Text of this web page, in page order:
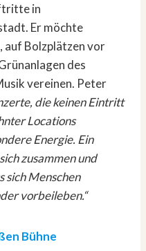
in
Er möchte
auf Bolzplätzen vor
des
vereinen. Peter
die keinen Eintritt
Locations
Energie. Ein
zusammen und
sich Menschen
vorbeileben.“
Bühne